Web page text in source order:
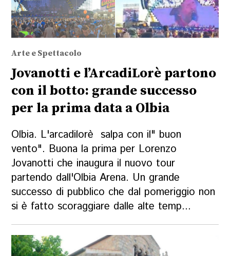
Arte e Spettacolo
Jovanotti e l’ArcadiLorè partono
con il botto: grande successo
per la prima data a Olbia
Olbia. L'arcadilorè salpa con il" buon
vento". Buona la prima per Lorenzo
Jovanotti che inaugura il nuovo tour
partendo dall'Olbia Arena. Un grande
successo di pubblico che dal pomeriggio non
si è fatto scoraggiare dalle alte temp...